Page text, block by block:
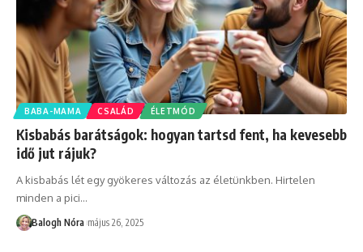
BABA-MAMA CSALÁD ÉLETMÓD
Kisbabás barátságok: hogyan tartsd fent, ha kevesebb
idő jut rájuk?
A kisbabás lét egy gyökeres változás az életünkben. Hirtelen
minden a pici…
Balogh Nóra május 26, 2025